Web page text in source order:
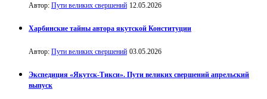
Автор: Пути великих свершений 12.05.2026
Харбинские тайны автора якутской Конституции
Автор: Пути великих свершений 03.05.2026
Экспедиция «Якутск-Тикси». Пути великих свершений апрельский
выпуск